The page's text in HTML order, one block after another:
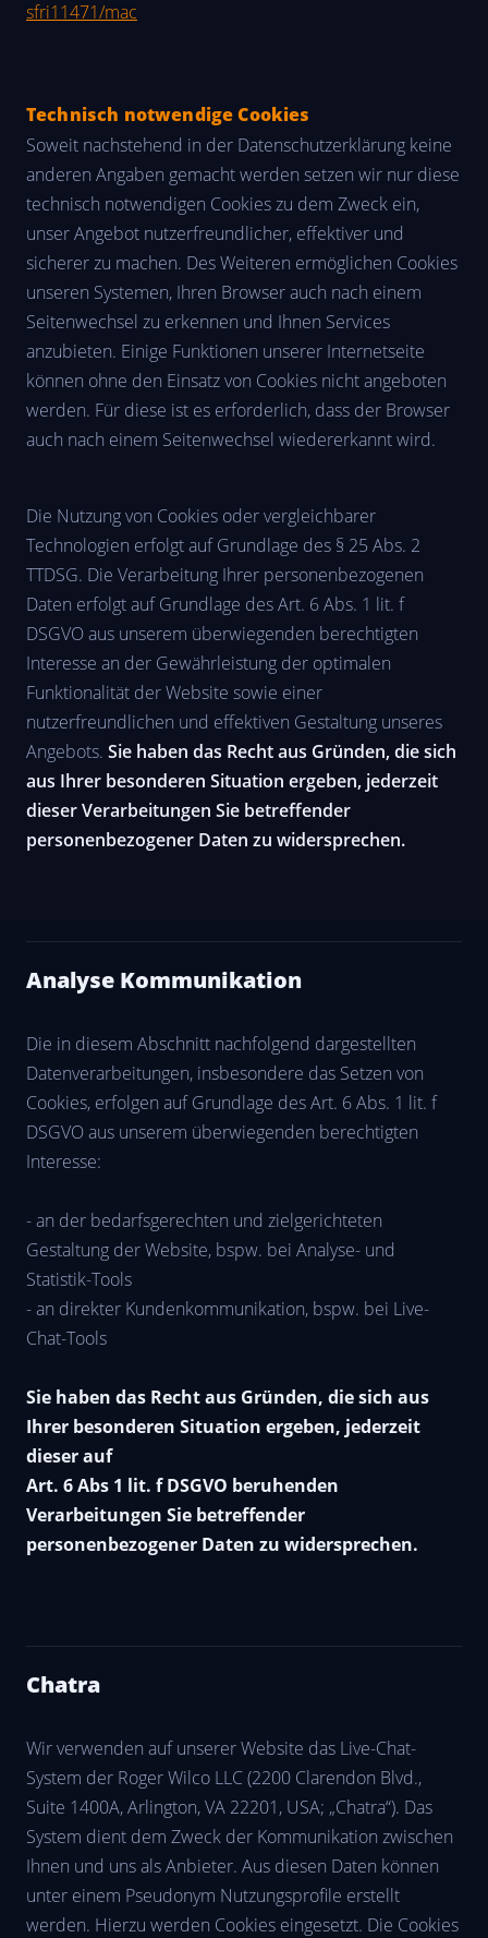
sfri11471/mac
Technisch notwendige Cookies
Soweit nachstehend in der Datenschutzerklärung keine
anderen Angaben gemacht werden setzen wir nur diese
technisch notwendigen Cookies zu dem Zweck ein,
unser Angebot nutzerfreundlicher, effektiver und
sicherer zu machen. Des Weiteren ermöglichen Cookies
unseren Systemen, Ihren Browser auch nach einem
Seitenwechsel zu erkennen und Ihnen Services
anzubieten. Einige Funktionen unserer Internetseite
können ohne den Einsatz von Cookies nicht angeboten
werden. Für diese ist es erforderlich, dass der Browser
auch nach einem Seitenwechsel wiedererkannt wird.
Die Nutzung von Cookies oder vergleichbarer
Technologien erfolgt auf Grundlage des § 25 Abs. 2
TTDSG. Die Verarbeitung Ihrer personenbezogenen
Daten erfolgt auf Grundlage des Art. 6 Abs. 1 lit. f
DSGVO aus unserem überwiegenden berechtigten
Interesse an der Gewährleistung der optimalen
Funktionalität der Website sowie einer
nutzerfreundlichen und effektiven Gestaltung unseres
Angebots. Sie haben das Recht aus Gründen, die sich
aus Ihrer besonderen Situation ergeben, jederzeit
dieser Verarbeitungen Sie betreffender
personenbezogener Daten zu widersprechen.
Analyse Kommunikation
Die in diesem Abschnitt nachfolgend dargestellten
Datenverarbeitungen, insbesondere das Setzen von
Cookies, erfolgen auf Grundlage des Art. 6 Abs. 1 lit. f
DSGVO aus unserem überwiegenden berechtigten
Interesse:
- an der bedarfsgerechten und zielgerichteten
Gestaltung der Website, bspw. bei Analyse- und
Statistik-Tools
- an direkter Kundenkommunikation, bspw. bei Live-
Chat-Tools
Sie haben das Recht aus Gründen, die sich aus
Ihrer besonderen Situation ergeben, jederzeit
dieser auf
Art. 6 Abs 1 lit. f DSGVO beruhenden
Verarbeitungen Sie betreffender
personenbezogener Daten zu widersprechen.
Chatra
Wir verwenden auf unserer Website das Live-Chat-
System der Roger Wilco LLC (2200 Clarendon Blvd.,
Suite 1400A, Arlington, VA 22201, USA; „Chatra“). Das
System dient dem Zweck der Kommunikation zwischen
Ihnen und uns als Anbieter. Aus diesen Daten können
unter einem Pseudonym Nutzungsprofile erstellt
werden. Hierzu werden Cookies eingesetzt. Die Cookies